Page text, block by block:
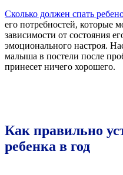
Сколько должен спать
его потребностей, которые
зависимости от состояния
эмоционального настроя.
малыша в постели после
принесет ничего хорошего.
Как правильно
ребенка в год